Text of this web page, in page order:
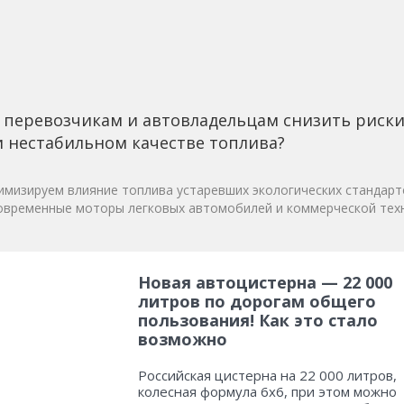
перевозчикам и автовладельцам снизить риски
нестабильном качестве топлива?
влияние топлива устаревших экологических
моторы легковых автомобилей и коммерческой
Новая автоцистерна — 22 000
литров по дорогам общего
пользования! Как это стало
возможно
Российская цистерна на 22 000 литров,
колесная формула 6х6, при этом можно